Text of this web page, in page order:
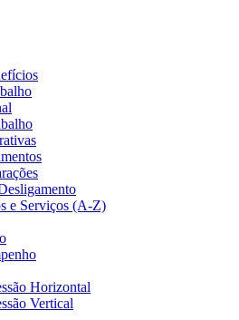
e Serviços (A-Z)
Horizontal
Vertical